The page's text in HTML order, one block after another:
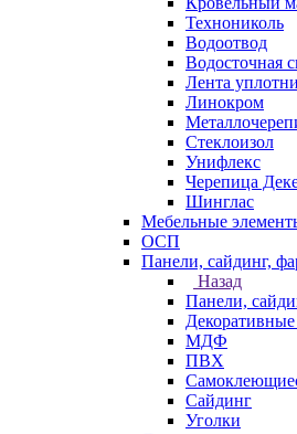
Технониколь
Водоотвод
Водосточная
Лента
Линокром
Стеклоизол
Унифлекс
Черепица
Шинглас
Мебельные
ОСП
Панели, сайдинг,
Назад
Панели,
МДФ
ПВХ
Сайдинг
Уголки